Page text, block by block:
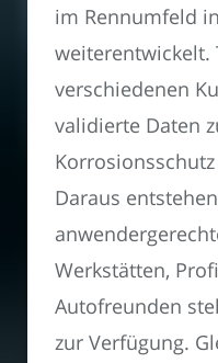
im Rennumfeld
weiterentwickelt.
verschiedenen
validierte Daten
Daraus
Werkstätten,
Autofreunden
zur Verfügung.